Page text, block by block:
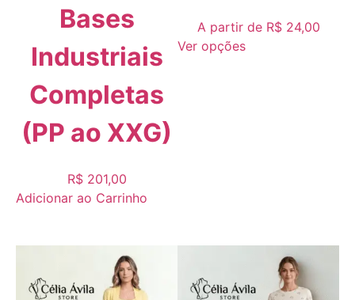
Bases
Industriais
Completas
(PP ao XXG)
R$201,00
Adicionar ao Carrinho
A partir de R$24,00
Ver opções